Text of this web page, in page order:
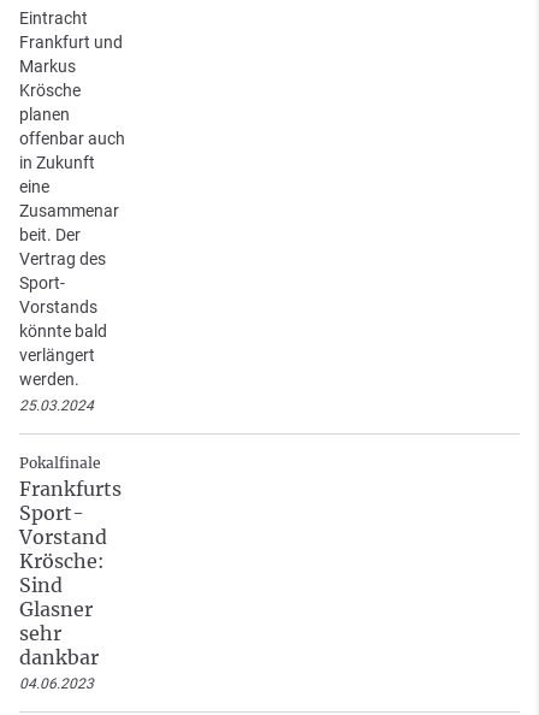
Eintracht
Frankfurt und
Markus
Krösche
planen
offenbar auch
in Zukunft
eine
Zusammenar
beit. Der
Vertrag des
Sport-
Vorstands
könnte bald
verlängert
werden.
25.03.2024
Pokalfinale
Frankfurts
Sport-
Vorstand
Krösche:
Sind
Glasner
sehr
dankbar
04.06.2023